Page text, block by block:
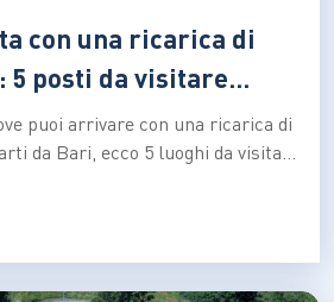
con una ricarica di
5 posti da visitare
puoi arrivare con una ricarica di
da Bari, ecco 5 luoghi da visitare
del weekend Abbiamo stilato
naturalistiche delle meraviglie,